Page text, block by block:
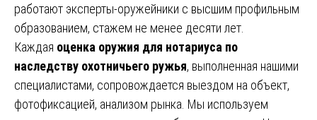
работают эксперты-оружейники с высшим профильным
образованием, стажем не менее десяти лет.
Каждая оценка оружия для нотариуса по
наследству охотничьего ружья, выполненная нашими
специалистами, сопровождается выездом на объект,
фотофиксацией, анализом рынка. Мы используем